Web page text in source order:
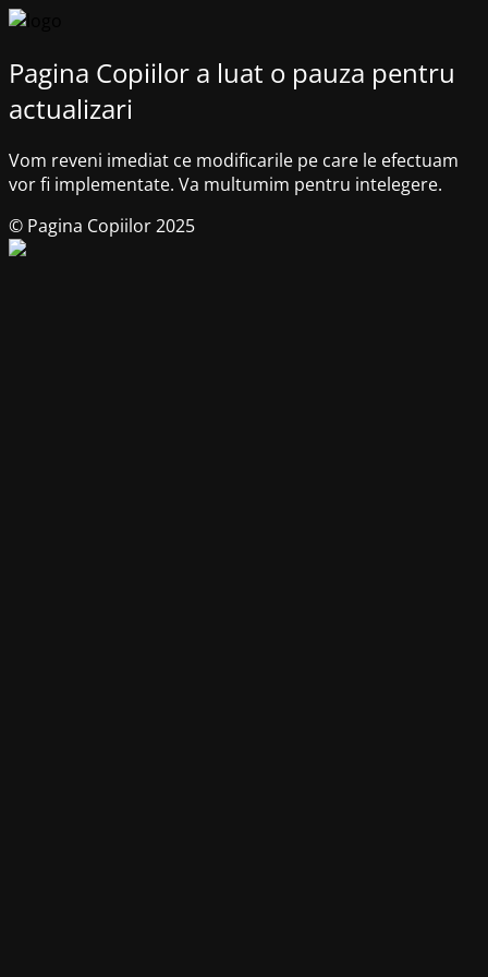
Pagina Copiilor a luat o pauza pentru
actualizari
Vom reveni imediat ce modificarile pe care le efectuam
vor fi implementate. Va multumim pentru intelegere.
© Pagina Copiilor 2025